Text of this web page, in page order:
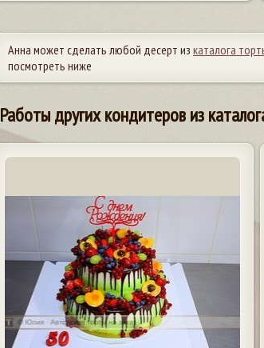
Анна может сделать любой десерт из каталога
посмотреть ниже
Работы других кондитеров из